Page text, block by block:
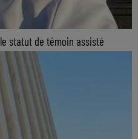
statut de témoin assisté